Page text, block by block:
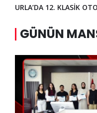
URLA’DA 12. KLASİK
GÜNÜN